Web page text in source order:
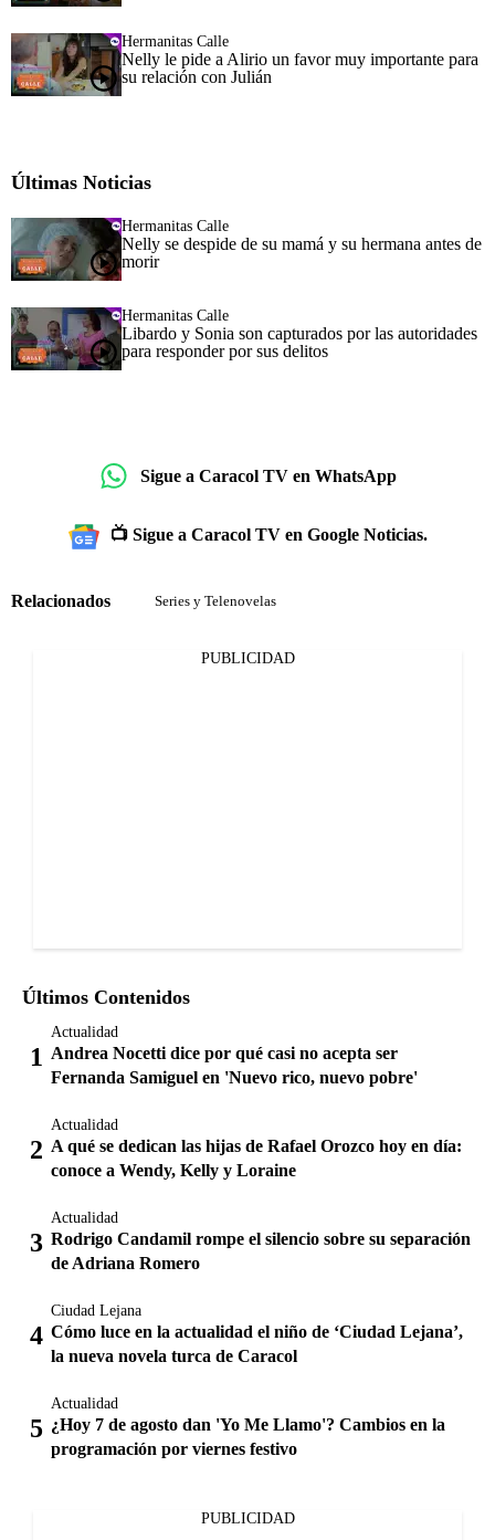
Hermanitas Calle
Nelly le pide a Alirio un favor muy importante para
su relación con Julián
Últimas Noticias
Hermanitas Calle
Nelly se despide de su mamá y su hermana antes de
morir
Hermanitas Calle
Libardo y Sonia son capturados por las autoridades
para responder por sus delitos
Sigue a Caracol TV en WhatsApp
📺 Sigue a Caracol TV en Google Noticias.
Relacionados Series y Telenovelas
PUBLICIDAD
Últimos Contenidos
Actualidad
Andrea Nocetti dice por qué casi no acepta ser
Fernanda Samiguel en 'Nuevo rico, nuevo pobre'
Actualidad
A qué se dedican las hijas de Rafael Orozco hoy en día:
conoce a Wendy, Kelly y Loraine
Actualidad
Rodrigo Candamil rompe el silencio sobre su separación
de Adriana Romero
Ciudad Lejana
Cómo luce en la actualidad el niño de ‘Ciudad Lejana’,
la nueva novela turca de Caracol
Actualidad
¿Hoy 7 de agosto dan 'Yo Me Llamo'? Cambios en la
programación por viernes festivo
PUBLICIDAD